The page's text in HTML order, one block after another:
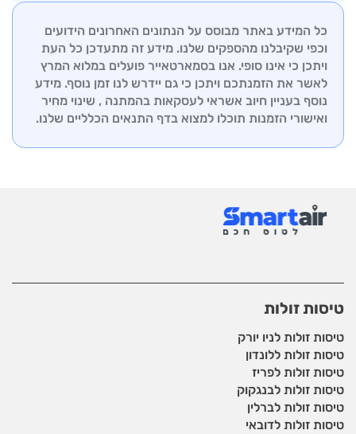
ההזמנה.
לצוץ, החל מבדיקת סטטוס טיסה ועד לשינויים ברגע
האחרון. אנו שואפים להבטיח לכם חווית טיסה חלקה
ורגועה, לכל יעד שתבחרו.
כל המידע באתר מבוסס על הנתונים האחרונים הידועים
וכפי שקיבלנו מהספקים שלנו. מידע זה מתעדכן כל העת
ויתכן כי אינו סופי. אנו בסמארטאייר פועלים במלוא המרץ
לאשר את הזמנתכם ויתכן כי גם יידרש לנו זמן נוסף. מידע
נוסף בעניין חיוב אשראי לעסקאות בהמתנה , שינוי מחיר
ואישורי הזמנות תוכלו למצוא בדף התנאים הכלליים שלנו.
טיסות זולות
טיסות זולות לניו יורק
טיסות זולות ללונדון
טיסות זולות לפריז
טיסות זולות לבנגקוק
טיסות זולות לברלין
טיסות זולות לדובאי